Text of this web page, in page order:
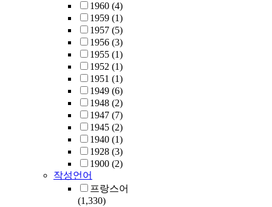
1960 (4)
1959 (1)
1957 (5)
1956 (3)
1955 (1)
1952 (1)
1951 (1)
1949 (6)
1948 (2)
1947 (7)
1945 (2)
1940 (1)
1928 (3)
1900 (2)
작성언어
프랑스어
(1,330)